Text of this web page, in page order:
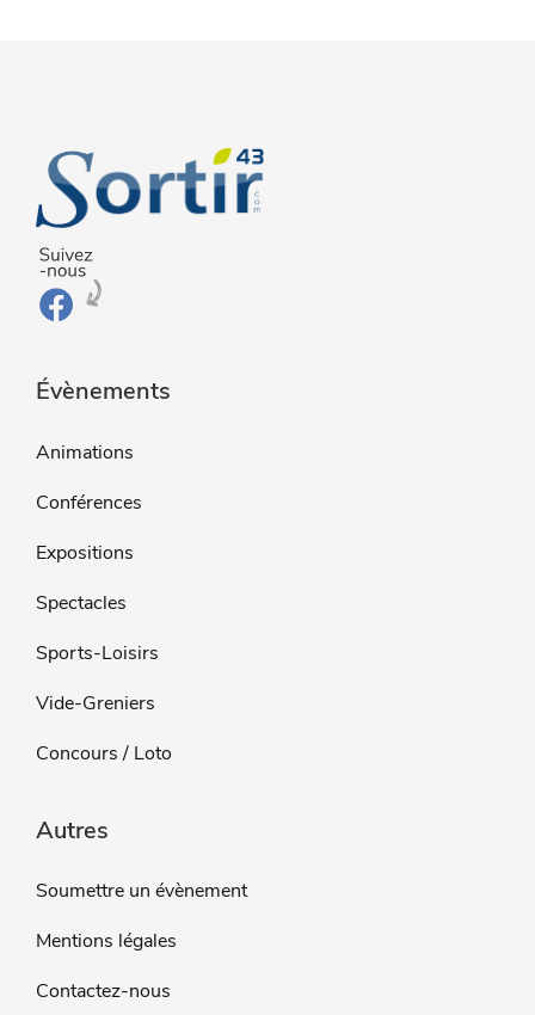
Évènements
Animations
Conférences
Expositions
Spectacles
Sports-Loisirs
Vide-Greniers
Concours / Loto
Autres
Soumettre un évènement
Mentions légales
Contactez-nous